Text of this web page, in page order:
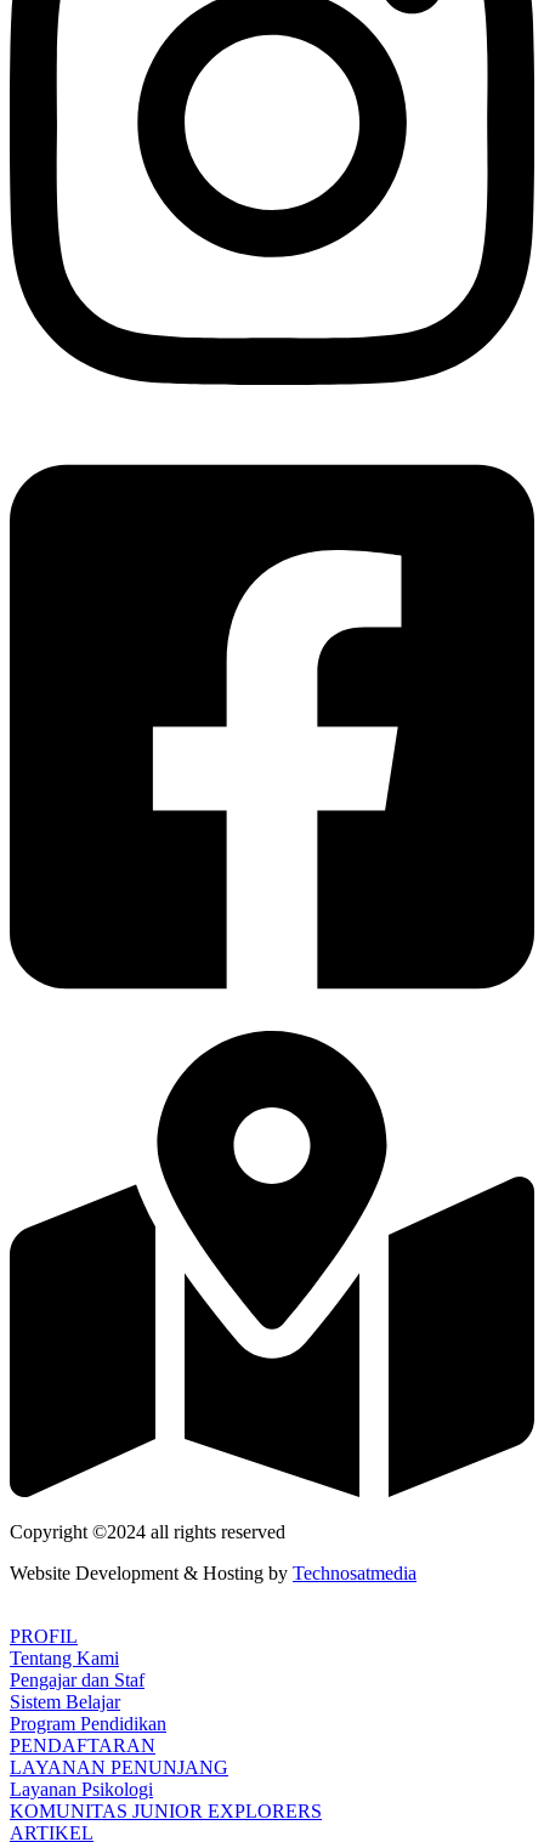
Copyright ©2024 all rights reserved
Website Development & Hosting by Technosatmedia
PROFIL
Tentang Kami
Pengajar dan Staf
Sistem Belajar
Program Pendidikan
PENDAFTARAN
LAYANAN PENUNJANG
Layanan Psikologi
KOMUNITAS JUNIOR EXPLORERS
ARTIKEL